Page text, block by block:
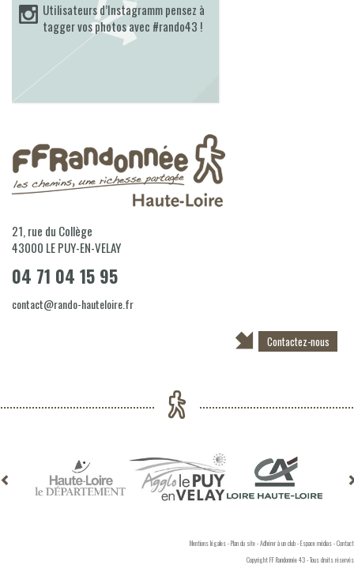
Utilisateurs d’Instagramm pensez à
tagger vos photos avec #rando43 !
21, rue du Collège
43000 LE PUY-EN-VELAY
04 71 04 15 95
contact@rando-hauteloire.fr
Contactez-nous
Mentions légales-Plan du site-Adhérer à un club-Espace médias-Contact
Copyright FF Randonnée 43 - Tous droits réservés